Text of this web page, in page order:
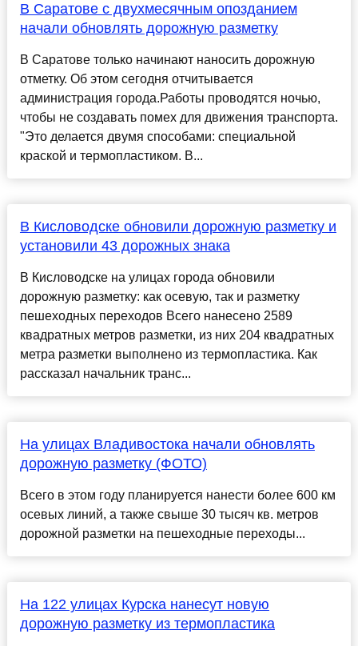
В Саратове с двухмесячным опозданием
начали обновлять дорожную разметку
В Саратове только начинают наносить дорожную
отметку. Об этом сегодня отчитывается
администрация города.Работы проводятся ночью,
чтобы не создавать помех для движения транспорта.
"Это делается двумя способами: специальной
краской и термопластиком. В...
В Кисловодске обновили дорожную разметку и
установили 43 дорожных знака
В Кисловодске на улицах города обновили
дорожную разметку: как осевую, так и разметку
пешеходных переходов Всего нанесено 2589
квадратных метров разметки, из них 204 квадратных
метра разметки выполнено из термопластика. Как
рассказал начальник транс...
На улицах Владивостока начали обновлять
дорожную разметку (ФОТО)
Всего в этом году планируется нанести более 600 км
осевых линий, а также свыше 30 тысяч кв. метров
дорожной разметки на пешеходные переходы...
На 122 улицах Курска нанесут новую
дорожную разметку из термопластика